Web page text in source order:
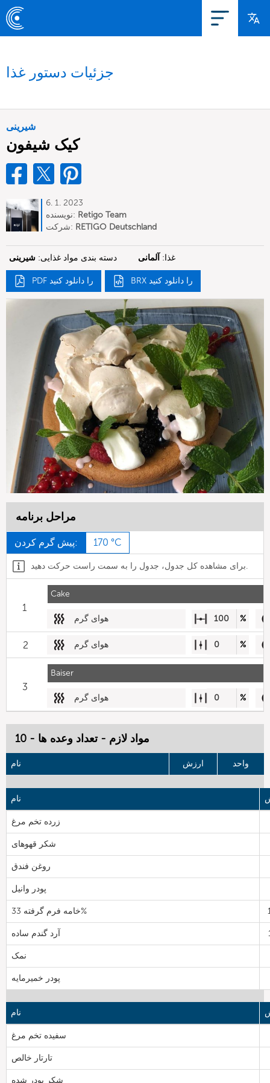
جزئیات دستور غذا
شیرینی
کیک شیفون
6. 1. 2023
نویسنده: Retigo Team
Deutschland
شرکت: RETIGO Deutschland
دسته بندی مواد غذایی: شیرینی غذا: آلمانی
PDF را دانلود کنید BRX را دانلود کنید
مراحل برنامه
پیش گرم کردن: 170 °C
برای مشاهده کل جدول، جدول را به سمت راست حرکت دهید.
Cake
1
هوای گرم 100 %
2 هوای گرم 0 %
Baiser
3
هوای گرم 0 %
مواد لازم - تعداد وعده ها - 10
نام ارزش واحد
نام
زرده تخم مرغ
شکر قهوهای
روغن فندق
پودر وانیل
خامه فرم گرفته 33%
آرد گندم ساده
نمک
پودر خمیرمایه
نام
سفیده تخم مرغ
تارتار خالص
شکر پودر شده